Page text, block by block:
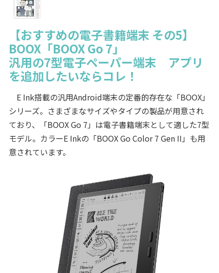
【おすすめの電子書籍端末 その5】
BOOX「BOOX Go 7」
汎用の7型電子ペーパー端末 アプリ
を追加したいならコレ！
E Ink搭載の汎用Android端末の定番的存在な「BOOX」
シリーズ。さまざまなサイズやタイプの製品が用意され
ており、「BOOX Go 7」は電子書籍端末として適した7型
モデル。カラーE Inkの「BOOX Go Color 7 Gen II」も用
意されています。